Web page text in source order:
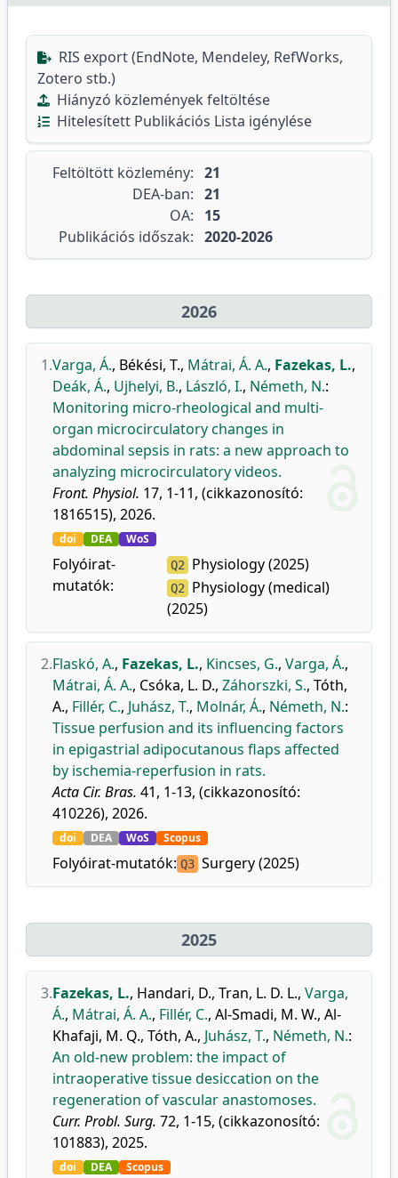
RIS export (EndNote, Mendeley, RefWorks,
Zotero stb.)
Hiányzó közlemények feltöltése
Hitelesített Publikációs Lista igénylése
Feltöltött közlemény: 21
DEA-ban: 21
OA:
15
Publikációs időszak: 2020-2026
2026
1.Varga, Á., Békési, T., Mátrai, Á. A., Fazekas, L.,
Deák, Á., Ujhelyi, B., László, I., Németh, N.:
Monitoring micro-rheological and multi-
organ microcirculatory changes in
abdominal sepsis in rats: a new approach to
analyzing microcirculatory videos.
Front. Physiol. 17, 1-11, (cikkazonosító:
1816515), 2026.
doi DEA WoS
Folyóirat-
mutatók:
Q2 Physiology (2025)
Q2 Physiology (medical)
(2025)
2.Flaskó, A., Fazekas, L., Kincses, G., Varga, Á.,
Mátrai, Á. A., Csóka, L. D., Záhorszki, S., Tóth,
A., Fillér, C., Juhász, T., Molnár, Á., Németh, N.:
Tissue perfusion and its influencing factors
in epigastrial adipocutanous flaps affected
by ischemia-reperfusion in rats.
Acta Cir. Bras. 41, 1-13, (cikkazonosító:
410226), 2026.
doi DEA WoS Scopus
Folyóirat-mutatók: Q3 Surgery (2025)
2025
3.Fazekas, L., Handari, D., Tran, L. D. L., Varga,
Á., Mátrai, Á. A., Fillér, C., Al-Smadi, M. W., Al-
Khafaji, M. Q., Tóth, A., Juhász, T., Németh, N.:
An old-new problem: the impact of
intraoperative tissue desiccation on the
regeneration of vascular anastomoses.
Curr. Probl. Surg. 72, 1-15, (cikkazonosító:
101883), 2025.
doi DEA Scopus